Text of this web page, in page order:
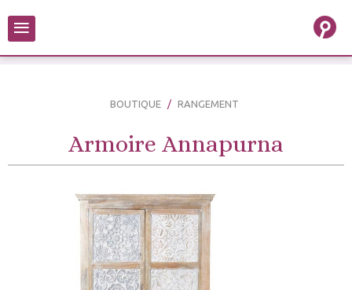
≡
BOUTIQUE RANGEMENT
Armoire Annapurna